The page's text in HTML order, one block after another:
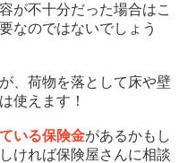
が不十分だった場合はこ
なのではないでしょう
、荷物を落として床や壁
使えます！
いる保険金があるかもし
ければ保険屋さんに相談